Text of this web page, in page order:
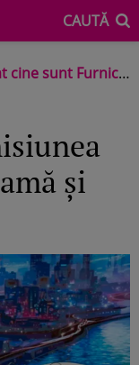
CAUTĂ
din emisiunea lui Denise Rifai: Scamă și Blană
și